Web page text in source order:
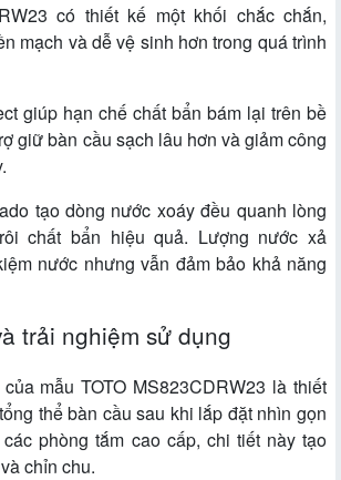
có thiết kế một khối chắc chắn,
mạch và dễ vệ sinh hơn trong quá trình
giúp hạn chế chất bẩn bám lại trên bề
giữ bàn cầu sạch lâu hơn và giảm công
tạo dòng nước xoáy đều quanh lòng
chất bẩn hiệu quả. Lượng nước xả
nước nhưng vẫn đảm bảo khả năng
trải nghiệm sử dụng
mẫu TOTO MS823CDRW23 là thiết
thể bàn cầu sau khi lắp đặt nhìn gọn
phòng tắm cao cấp, chi tiết này tạo
chỉn chu.